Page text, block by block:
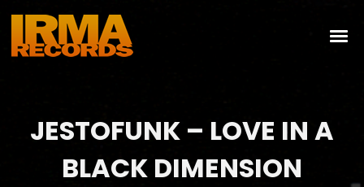
JESTOFUNK – LOVE IN A
BLACK DIMENSION